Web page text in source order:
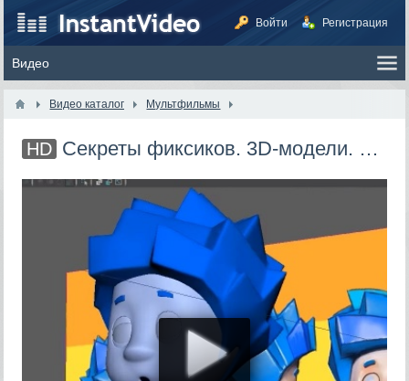
Войти Регистрация
Видео каталог Мультфильмы
HD Секреты фиксиков. 3D-модели. Как создается мультфильм (2)